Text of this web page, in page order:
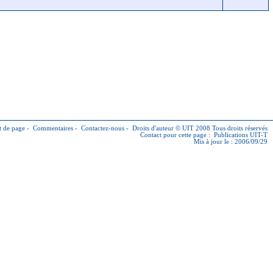
de page - Commentaires - Contactez-nous - Droits d'auteur © UIT 2008 Tous droits réservés
Contact pour cette page : Publications UIT-T
Mis à jour le : 2006/09/29